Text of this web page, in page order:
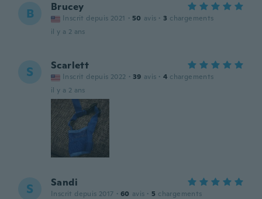
B Brucey
Inscrit depuis 2021 · 50 avis · 3 chargements
il y a 2 ans
S Scarlett
Inscrit depuis 2022 · 39 avis · 4 chargements
il y a 2 ans
S Sandi
Inscrit depuis 2017 · 60 avis · 5 chargements